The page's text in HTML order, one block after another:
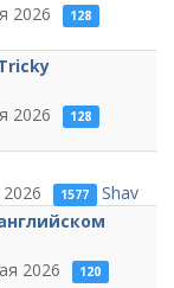
2026 128
2026 128
1577
Shav
2026 120